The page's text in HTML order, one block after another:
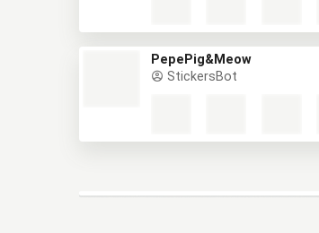
PepePig&Meow
StickersBot